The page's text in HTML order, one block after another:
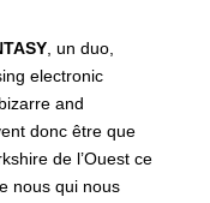
, un duo,
electronic
and
donc être que
de l’Ouest ce
nous qui nous